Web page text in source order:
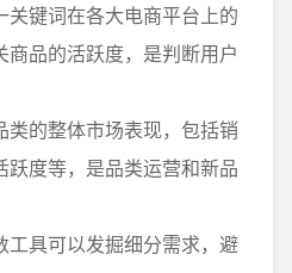
关键词在各大电商平台上的
品的活跃度，是判断用户
类的整体市场表现，包括销
度等，是品类运营和新品
工具可以发掘细分需求，避